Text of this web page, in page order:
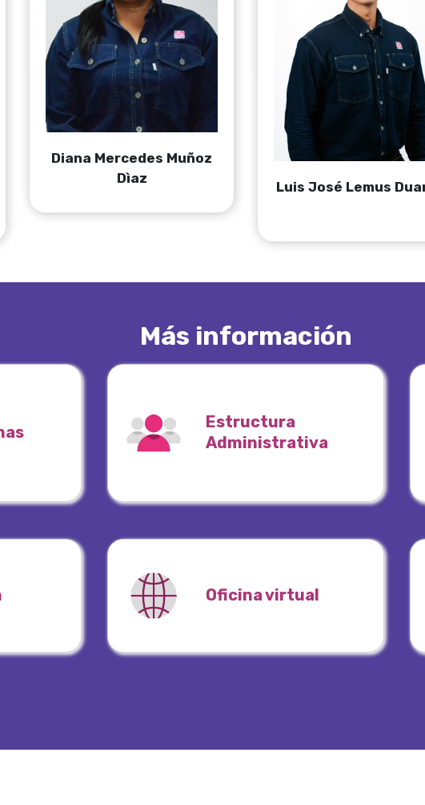
Diana Mercedes Muñoz
Dìaz
Luis José Lemus
Más información
Estructura
Administrativa
Oficina virtual